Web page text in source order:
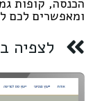
הכנסה, קופות
ומאפשרים לכם
לצפיה